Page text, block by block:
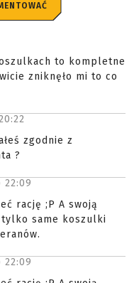
to kompletne
zniknęło mi to co
zgodnie z
?
22:09
rację ;P A swoją
same koszulki
22:09